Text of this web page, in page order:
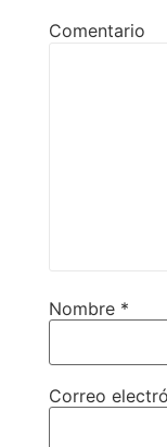
Comentario
Nombre *
Correo